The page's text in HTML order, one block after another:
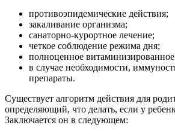
противоэпидемические действия;
закаливание организма;
санаторно-курортное лечение;
четкое соблюдение режима дня;
полноценное
в случае необходимости,
препараты.
Существует алгоритм действия для
определяющий, что делать, если у
Заключается он в следующем: